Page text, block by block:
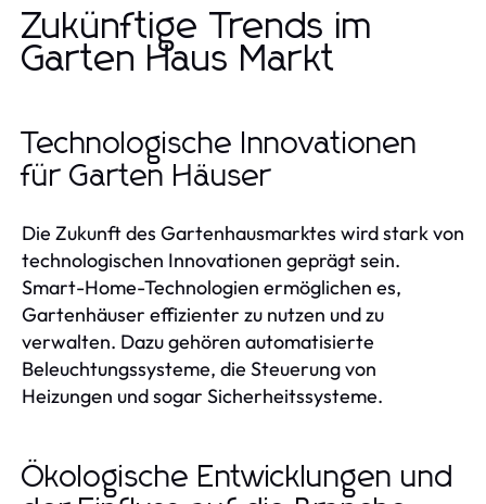
Zukünftige Trends im
Garten Haus Markt
Technologische Innovationen
für Garten Häuser
Die Zukunft des Gartenhausmarktes wird stark von
technologischen Innovationen geprägt sein.
Smart-Home-Technologien ermöglichen es,
Gartenhäuser effizienter zu nutzen und zu
verwalten. Dazu gehören automatisierte
Beleuchtungssysteme, die Steuerung von
Heizungen und sogar Sicherheitssysteme.
Ökologische Entwicklungen und